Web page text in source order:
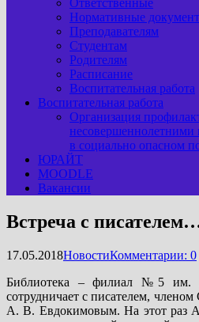
Ответственные
Нормативные
Преподавателям
Студентам
Родителям
Расписание
Воспитательная работа
Воспитательная работа
Организация
в социально опасном
ЮРАЙТ
MOODLE
Вакансии
Встреча с
17.05.2018НовостиКомментарии: 0
Библиотека – филиал №5 им.
сотрудничает с писателем,
А. В. Евдокимовым. На этот раз